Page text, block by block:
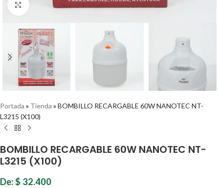
Haz clic para ampliar
Portada » Tienda » BOMBILLO RECARGABLE 60W NANOTEC NT-
L3215 (X100)
BOMBILLO RECARGABLE 60W NANOTEC NT-
L3215 (X100)
De:$ 32.400